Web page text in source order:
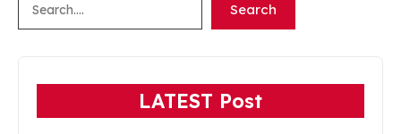
Search
LATEST Post